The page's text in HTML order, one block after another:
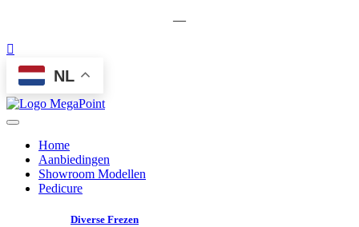
—
NL
Home
Aanbiedingen
Showroom Modellen
Pedicure
Diverse Frezen